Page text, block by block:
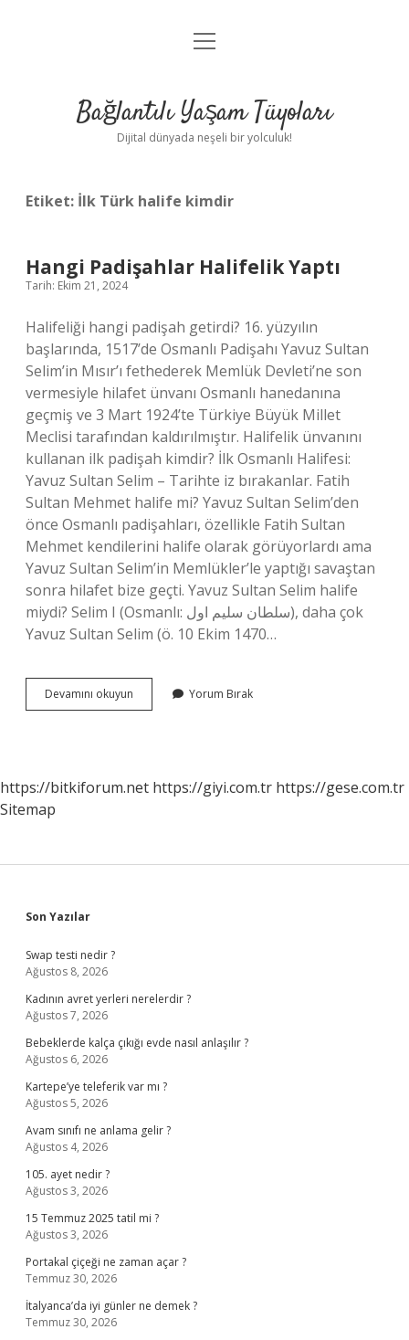
Anasayfa
Yasal Uyarı
menüyü
Bağlantılı Yaşam Tüyoları
Dijital dünyada neşeli bir yolculuk!
Etiket: İlk Türk halife kimdir
Hangi Padişahlar Halifelik Yaptı
Tarih: Ekim 21, 2024
Halifeliği hangi padişah getirdi? 16. yüzyılın
başlarında, 1517’de Osmanlı Padişahı Yavuz Sultan
Selim’in Mısır’ı fethederek Memlük Devleti’ne son
vermesiyle hilafet ünvanı Osmanlı hanedanına
geçmiş ve 3 Mart 1924’te Türkiye Büyük Millet
Meclisi tarafından kaldırılmıştır. Halifelik ünvanını
kullanan ilk padişah kimdir? İlk Osmanlı Halifesi:
Yavuz Sultan Selim – Tarihte iz bırakanlar. Fatih
Sultan Mehmet halife mi? Yavuz Sultan Selim’den
önce Osmanlı padişahları, özellikle Fatih Sultan
Mehmet kendilerini halife olarak görüyorlardı ama
Yavuz Sultan Selim’in Memlükler’le yaptığı savaştan
sonra hilafet bize geçti. Yavuz Sultan Selim halife
miydi? Selim I (Osmanlı: سلطان سليم اول), daha çok
Yavuz Sultan Selim (ö. 10 Ekim 1470…
Devamını okuyun
Padişahlar
Yorum Bırak
https://bitkiforum.net https://giyi.com.tr https://gese.com.tr
Sitemap
Sidebar
Son Yazılar
Swap testi nedir ?
Ağustos 8, 2026
Kadının avret yerleri nerelerdir ?
Ağustos 7, 2026
Bebeklerde kalça çıkığı evde nasıl anlaşılır ?
Ağustos 6, 2026
Kartepe’ye teleferik var mı ?
Ağustos 5, 2026
Avam sınıfı ne anlama gelir ?
Ağustos 4, 2026
105. ayet nedir ?
Ağustos 3, 2026
15 Temmuz 2025 tatil mi ?
Ağustos 3, 2026
Portakal çiçeği ne zaman açar ?
Temmuz 30, 2026
İtalyanca’da iyi günler ne demek ?
Temmuz 30, 2026